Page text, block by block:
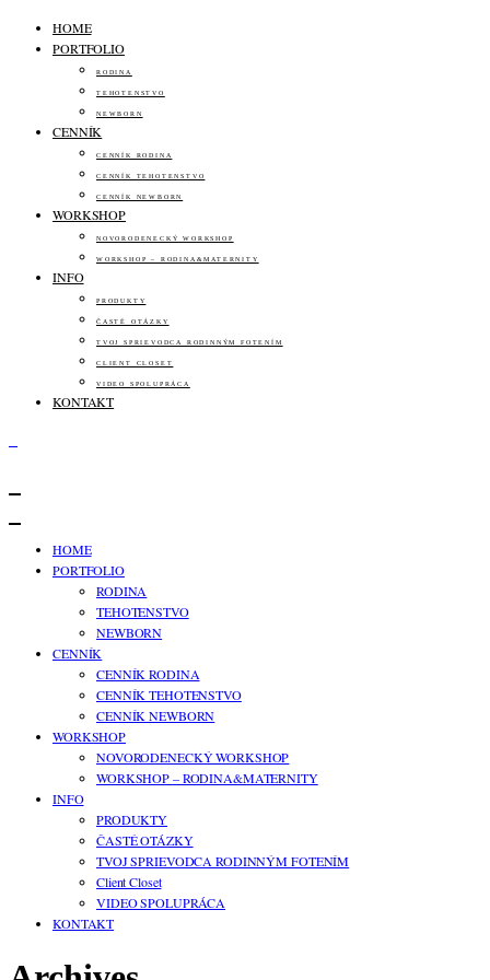
HOME
PORTFOLIO
RODINA
TEHOTENSTVO
NEWBORN
CENNÍK
CENNÍK RODINA
CENNÍK TEHOTENSTVO
CENNÍK NEWBORN
WORKSHOP
NOVORODENECKÝ WORKSHOP
WORKSHOP – RODINA&MATERNITY
INFO
PRODUKTY
ČASTÉ OTÁZKY
TVOJ SPRIEVODCA RODINNÝM FOTENÍM
CLIENT CLOSET
VIDEO SPOLUPRÁCA
KONTAKT
HOME
PORTFOLIO
RODINA
TEHOTENSTVO
NEWBORN
CENNÍK
CENNÍK RODINA
CENNÍK TEHOTENSTVO
CENNÍK NEWBORN
WORKSHOP
NOVORODENECKÝ WORKSHOP
WORKSHOP – RODINA&MATERNITY
INFO
PRODUKTY
ČASTÉ OTÁZKY
TVOJ SPRIEVODCA RODINNÝM FOTENÍM
Client Closet
VIDEO SPOLUPRÁCA
KONTAKT